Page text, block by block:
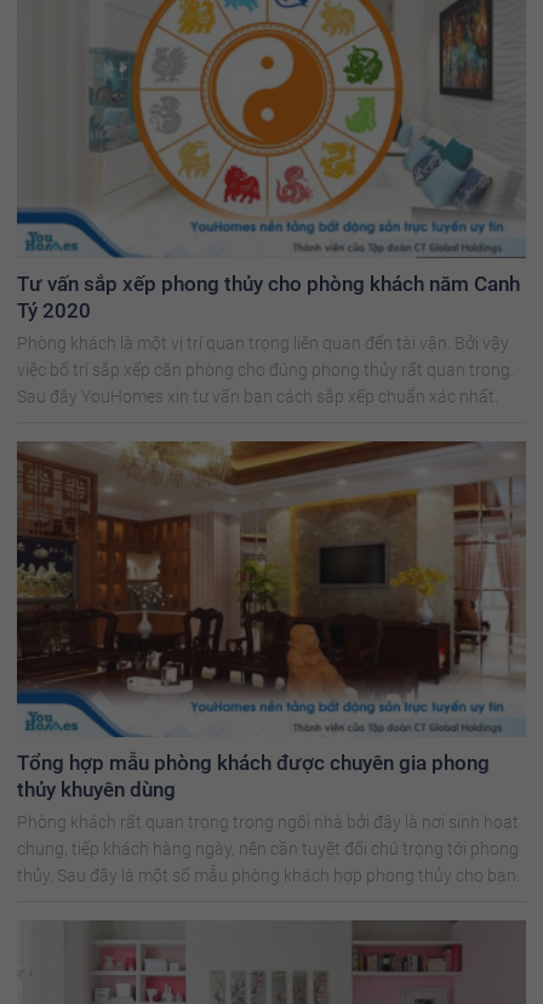
Tư vấn sắp xếp phong thủy cho phòng khách năm Canh
Tý 2020
Phòng khách là một vị trí quan trọng liên quan đến tài vận. Bởi vậy
việc bố trí sắp xếp căn phòng cho đúng phong thủy rất quan trọng.
Sau đây YouHomes xin tư vấn bạn cách sắp xếp chuẩn xác nhất.
Tổng hợp mẫu phòng khách được chuyên gia phong
thủy khuyên dùng
Phòng khách rất quan trọng trong ngôi nhà bởi đây là nơi sinh hoạt
chung, tiếp khách hàng ngày, nên cần tuyệt đối chú trọng tới phong
thủy. Sau đây là một số mẫu phòng khách hợp phong thủy cho bạn.